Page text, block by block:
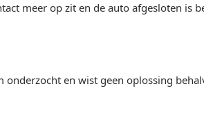
meer op zit en de auto afgesloten is
onderzocht en wist geen oplossing